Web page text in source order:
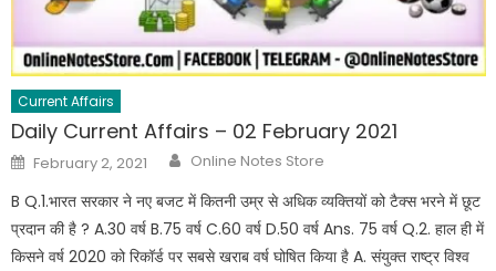
Current Affairs
Daily Current Affairs – 02 February 2021
Posted
on
February 2, 2021 Author
Online Notes Store
B Q.1.भारत सरकार ने नए बजट में कितनी उम्र से अधिक व्यक्तियों को टैक्स भरने में छूट
प्रदान की है ? A.30 वर्ष B.75 वर्ष C.60 वर्ष D.50 वर्ष Ans. 75 वर्ष Q.2. हाल ही में
किसने वर्ष 2020 को रिकॉर्ड पर सबसे खराब वर्ष घोषित किया है A. संयुक्त राष्ट्र विश्व